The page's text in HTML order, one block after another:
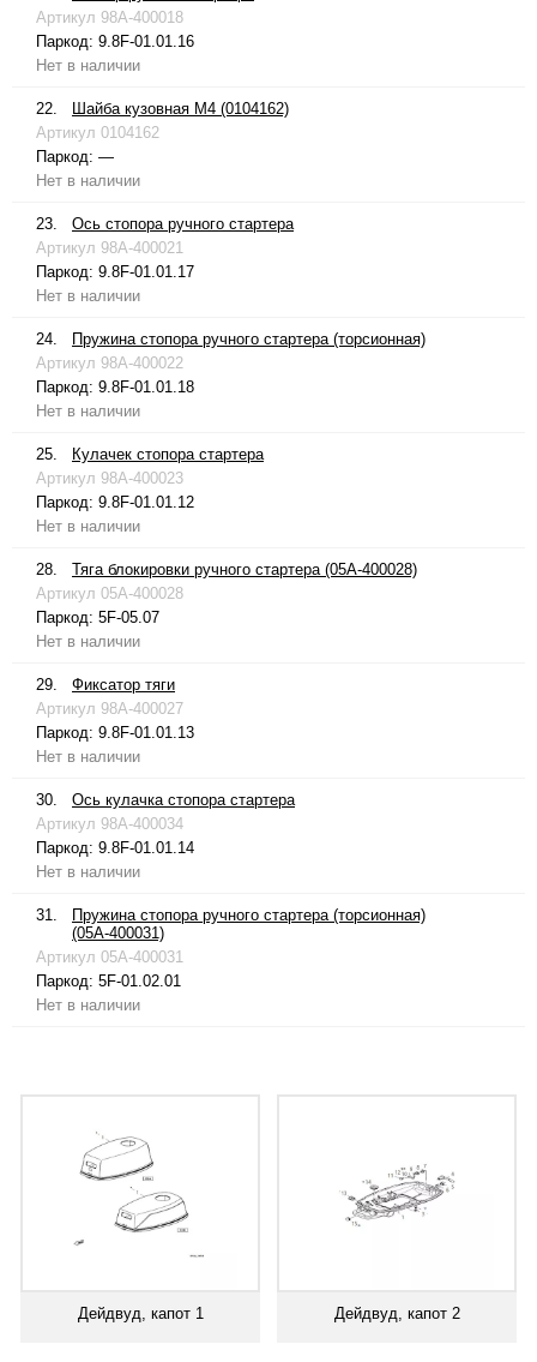
Артикул 98A-400018
Паркод: 9.8F-01.01.16
Нет в наличии
22.
Шайба кузовная М4 (0104162)
Артикул 0104162
Паркод: —
Нет в наличии
23.
Ось стопора ручного стартера
Артикул 98A-400021
Паркод: 9.8F-01.01.17
Нет в наличии
24.
Пружина стопора ручного стартера (торсионная)
Артикул 98A-400022
Паркод: 9.8F-01.01.18
Нет в наличии
25.
Кулачек стопора стартера
Артикул 98A-400023
Паркод: 9.8F-01.01.12
Нет в наличии
28.
Тяга блокировки ручного стартера (05A-400028)
Артикул 05A-400028
Паркод: 5F-05.07
Нет в наличии
29.
Фиксатор тяги
Артикул 98A-400027
Паркод: 9.8F-01.01.13
Нет в наличии
30.
Ось кулачка стопора стартера
Артикул 98A-400034
Паркод: 9.8F-01.01.14
Нет в наличии
31.
Пружина стопора ручного стартера (торсионная)
(05A-400031)
Артикул 05A-400031
Паркод: 5F-01.02.01
Нет в наличии
Дейдвуд, капот 1 Дейдвуд, капот 2